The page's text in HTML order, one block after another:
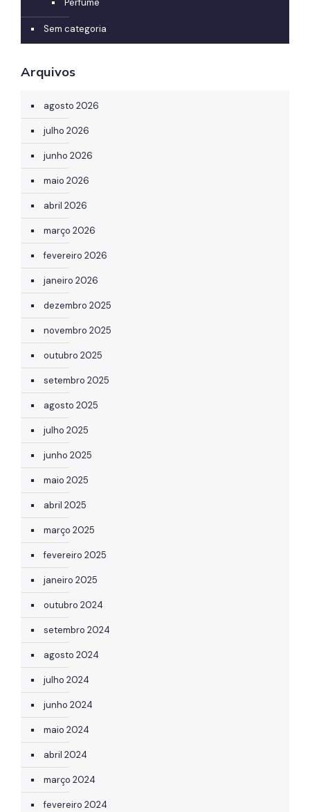
Perfume
Sem categoria
Arquivos
agosto 2026
julho 2026
junho 2026
maio 2026
abril 2026
março 2026
fevereiro 2026
janeiro 2026
dezembro 2025
novembro 2025
outubro 2025
setembro 2025
agosto 2025
julho 2025
junho 2025
maio 2025
abril 2025
março 2025
fevereiro 2025
janeiro 2025
outubro 2024
setembro 2024
agosto 2024
julho 2024
junho 2024
maio 2024
abril 2024
março 2024
fevereiro 2024